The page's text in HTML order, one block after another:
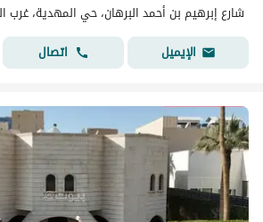
شارع إبرهيم بن أحمد البرهان، حي المهدية، غرب
الإيميل
اتصال